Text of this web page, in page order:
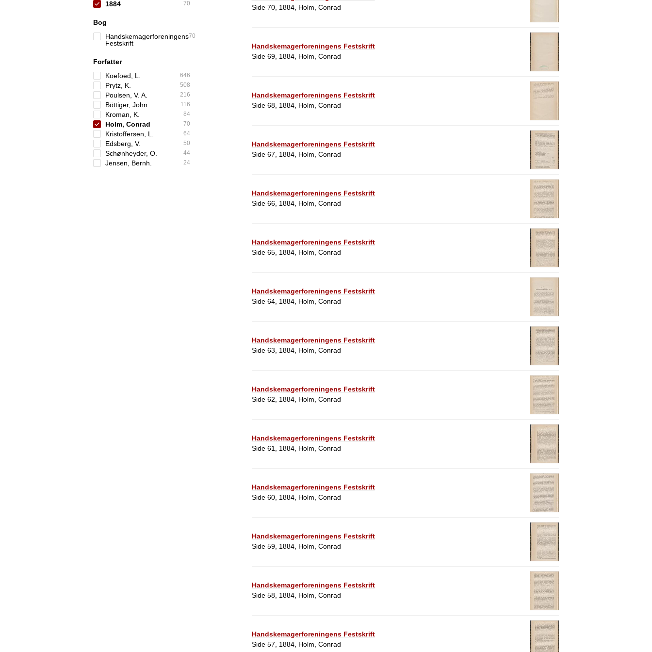
1884 70
Bog
Handskemagerforeningens
Festskrift
70
Forfatter
Koefoed, L.
646
Prytz, K. 508
Poulsen, V. A. 216
Böttiger, John 116
Kroman, K. 84
Holm, Conrad 70
Kristoffersen, L. 64
Edsberg, V. 50
Schønheyder, O. 44
Jensen, Bernh. 24
Side 70, 1884, Holm, Conrad
Handskemagerforeningens Festskrift
Side 69, 1884, Holm, Conrad
Handskemagerforeningens Festskrift
Side 68, 1884, Holm, Conrad
Handskemagerforeningens Festskrift
Side 67, 1884, Holm, Conrad
Handskemagerforeningens Festskrift
Side 66, 1884, Holm, Conrad
Handskemagerforeningens Festskrift
Side 65, 1884, Holm, Conrad
Handskemagerforeningens Festskrift
Side 64, 1884, Holm, Conrad
Handskemagerforeningens Festskrift
Side 63, 1884, Holm, Conrad
Handskemagerforeningens Festskrift
Side 62, 1884, Holm, Conrad
Handskemagerforeningens Festskrift
Side 61, 1884, Holm, Conrad
Handskemagerforeningens Festskrift
Side 60, 1884, Holm, Conrad
Handskemagerforeningens Festskrift
Side 59, 1884, Holm, Conrad
Handskemagerforeningens Festskrift
Side 58, 1884, Holm, Conrad
Handskemagerforeningens Festskrift
Side 57, 1884, Holm, Conrad